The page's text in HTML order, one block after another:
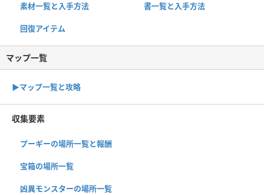
素材一覧と入手方法 書一覧と入手方法
回復アイテム
マップ一覧
▶︎マップ一覧と攻略
収集要素
プーギーの場所一覧と報酬
宝箱の場所一覧
凶異モンスターの場所一覧